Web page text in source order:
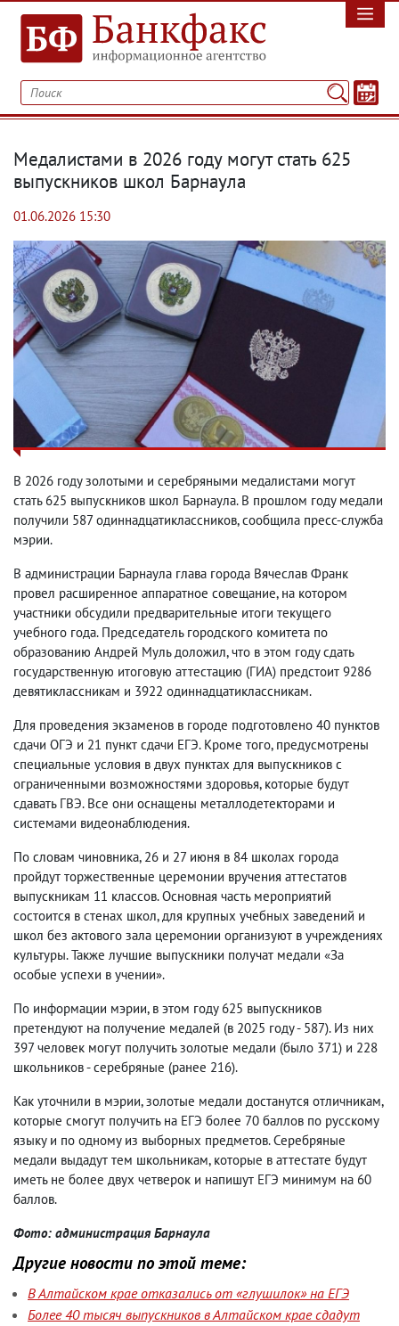
Медалистами в 2026 году могут стать 625
выпускников школ Барнаула
01.06.2026 15:30
В 2026 году золотыми и серебряными медалистами могут
стать 625 выпускников школ Барнаула. В прошлом году медали
получили 587 одиннадцатиклассников, сообщила пресс-служба
мэрии.
В администрации Барнаула глава города Вячеслав Франк
провел расширенное аппаратное совещание, на котором
участники обсудили предварительные итоги текущего
учебного года. Председатель городского комитета по
образованию Андрей Муль доложил, что в этом году сдать
государственную итоговую аттестацию (ГИА) предстоит 9286
девятиклассникам и 3922 одиннадцатиклассникам.
Для проведения экзаменов в городе подготовлено 40 пунктов
сдачи ОГЭ и 21 пункт сдачи ЕГЭ. Кроме того, предусмотрены
специальные условия в двух пунктах для выпускников с
ограниченными возможностями здоровья, которые будут
сдавать ГВЭ. Все они оснащены металлодетекторами и
системами видеонаблюдения.
По словам чиновника, 26 и 27 июня в 84 школах города
пройдут торжественные церемонии вручения аттестатов
выпускникам 11 классов. Основная часть мероприятий
состоится в стенах школ, для крупных учебных заведений и
школ без актового зала церемонии организуют в учреждениях
культуры. Также лучшие выпускники получат медали «За
особые успехи в учении».
По информации мэрии, в этом году 625 выпускников
претендуют на получение медалей (в 2025 году - 587). Из них
397 человек могут получить золотые медали (было 371) и 228
школьников - серебряные (ранее 216).
Как уточнили в мэрии, золотые медали достанутся отличникам,
которые смогут получить на ЕГЭ более 70 баллов по русскому
языку и по одному из выборных предметов. Серебряные
медали выдадут тем школьникам, которые в аттестате будут
иметь не более двух четверок и напишут ЕГЭ минимум на 60
баллов.
Фото: администрация Барнаула
Другие новости по этой теме:
В Алтайском крае отказались от «глушилок» на ЕГЭ
Более 40 тысяч выпускников в Алтайском крае сдадут